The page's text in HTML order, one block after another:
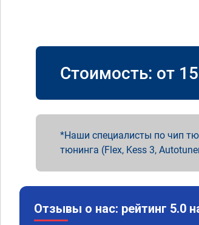
Стоимость: от
Наши специалисты по чип
тюнинга (Flex, Kess 3,
Отзывы о нас: рейтинг 5.0